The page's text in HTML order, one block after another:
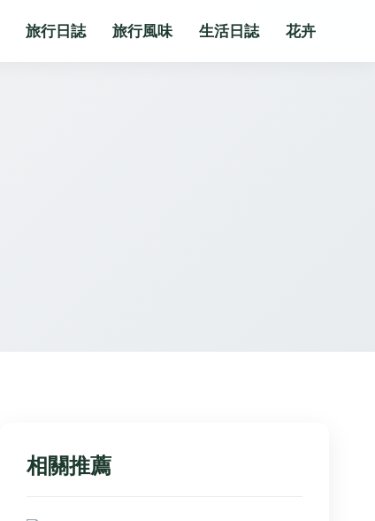
旅行日誌 旅行風味 生活日誌 花卉
相關推薦